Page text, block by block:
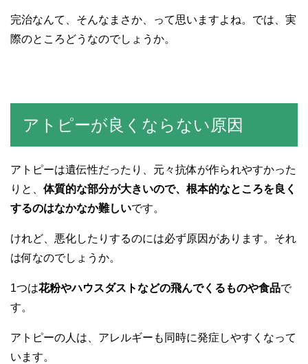
完治なんて、そんなまさか、って思いますよね。では、実
際のところどうなのでしょうか。
アトピーが良くならない原因
アトピーは遺伝性だったり、元々抗体が作られやすかった
りと、 体質的な部分が大きいので、根本的なところを良く
するのはなかなか難しいです。
けれど、悪化したりするのには必ず原因があります。それ
は何なのでしょうか。
1つは花粉やハウスダストなどの飛んでくるものや食品で
す。
アトピーの人は、アレルギーも同時に発症しやすくなって
います。